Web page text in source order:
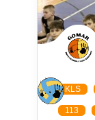
KLS
113